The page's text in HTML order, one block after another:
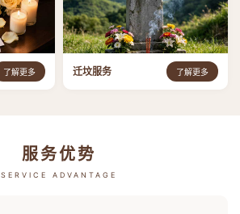
了解更多 迁坟服务 了解更多
服务优势
SERVICE ADVANTAGE